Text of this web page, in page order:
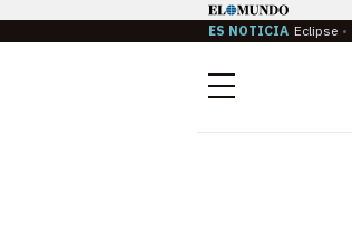
ES NOTICIA Eclipse
Menú